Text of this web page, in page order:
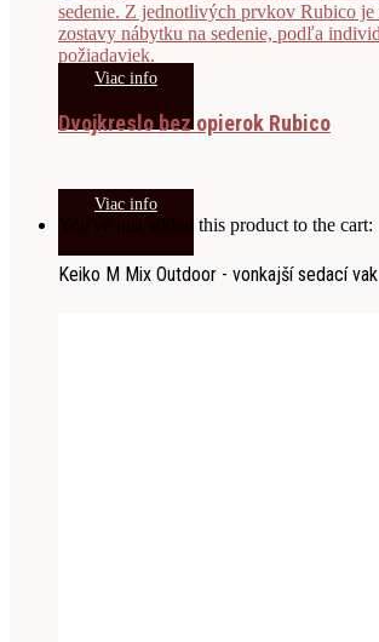
Viac info
Dvojkreslo bez opierok Rubico
Viac info
You've just added this product to the cart:
Keiko M Mix Outdoor - vonkajší sedací vak